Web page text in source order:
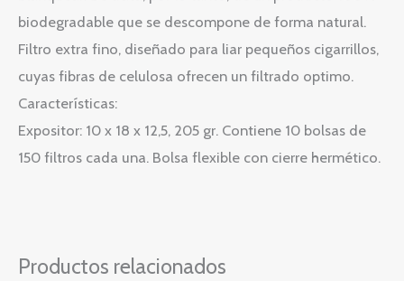
biodegradable que se descompone de forma natural.
Filtro extra fino, diseñado para liar pequeños cigarrillos,
cuyas fibras de celulosa ofrecen un filtrado optimo.
Características:
Expositor: 10 x 18 x 12,5, 205 gr. Contiene 10 bolsas de
150 filtros cada una. Bolsa flexible con cierre hermético.
Productos relacionados